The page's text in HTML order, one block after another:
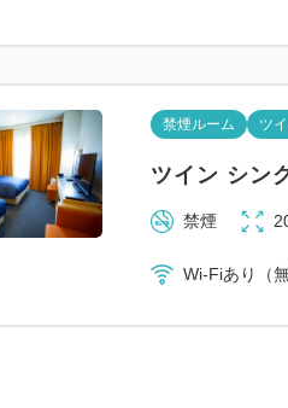
禁煙ルーム ツ
ツイン シン
禁煙
Wi-Fiあり（無